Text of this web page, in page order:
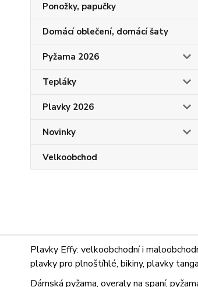
Ponožky, papučky
Domácí oblečení, domácí šaty
Pyžama 2026
Tepláky
Plavky 2026
Novinky
Velkoobchod
Plavky Effy: velkoobchodní i
plavky pro plnoštíhlé, bikiny, plavky
Dámská pyžama, overaly na spaní,